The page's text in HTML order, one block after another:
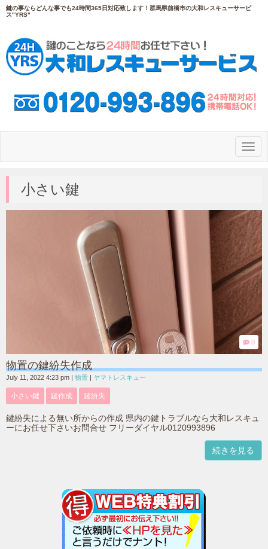
鍵の事ならどんな事でも24時間365日対応致します！群馬県前橋市の大和レスキューサービ
ス"YRS"
N
a
i
o
n
小さい鍵
0
物置の鍵紛失作成
July 11, 2022 4:23 pm | 物置 | ヤマトレスキュー
小さい鍵 鍵作成 鍵紛失
鍵紛失による無い所からの作成 県内の鍵トラブルなら大和レスキュ
ーにお任せ下さいお問合せ フリーダイヤル0120993896
続きを見る